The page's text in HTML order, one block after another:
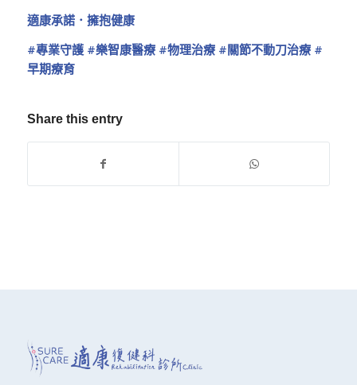
適康承諾．擁抱健康
#專業守護 #樂智康醫療 #物理治療 #關節不動刀治療 #
早期療育
Share this entry